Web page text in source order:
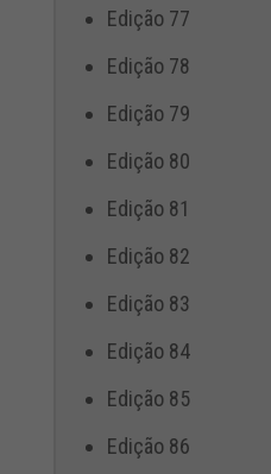
Edição 77
Edição 78
Edição 79
Edição 80
Edição 81
Edição 82
Edição 83
Edição 84
Edição 85
Edição 86